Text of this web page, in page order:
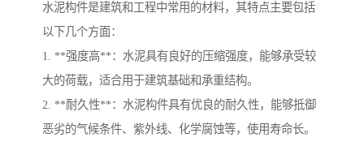
水泥构件是建筑和工程中常用的材料，其特点主要包括
以下几个方面：
1. **强度高**：水泥具有良好的压缩强度，能够承受较
大的荷载，适合用于建筑基础和承重结构。
2. **耐久性**：水泥构件具有优良的耐久性，能够抵御
恶劣的气候条件、紫外线、化学腐蚀等，使用寿命长。